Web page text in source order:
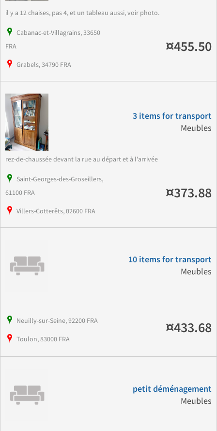
il y a 12 chaises, pas 4, et un tableau aussi, voir photo.
Cabanac-et-Villagrains, 33650
FRA
Grabels, 34790 FRA
¤455.50
3 items for transport
Meubles
rez-de-chaussée devant la rue au départ et à l'arrivée
Saint-Georges-des-Groseillers,
61100 FRA
Villers-Cotterêts, 02600 FRA
¤373.88
10 items for transport
Meubles
Neuilly-sur-Seine, 92200 FRA
Toulon, 83000 FRA
¤433.68
petit déménagement
Meubles